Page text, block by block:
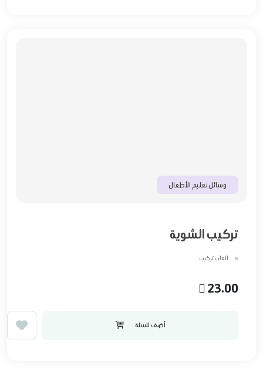
وسائل تعليم الأطفال
تركيب الشوية
العاب تركيب
23.00
أضف للسلة